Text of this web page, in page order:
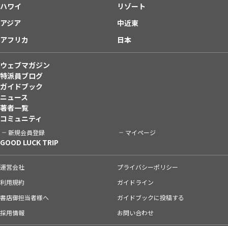
ハワイ
リゾート
アジア
中近東
アフリカ
日本
ウェブマガジン
特派員ブログ
ガイドブック
ニュース
著者一覧
コミュニティ
新規会員登録 マイページ
GOOD LUCK TRIP
運営会社
プライバシーポリシー
利用規約
ガイドライン
書店御担当者様へ
ガイドブックに投稿する
採用情報
お問い合わせ